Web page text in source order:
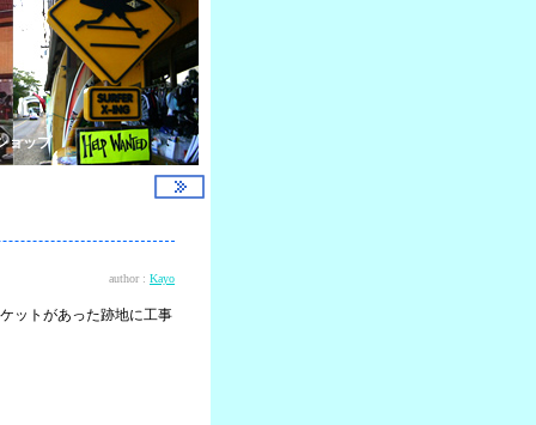
ョップ
author : Kayo
トがあった跡地に工事